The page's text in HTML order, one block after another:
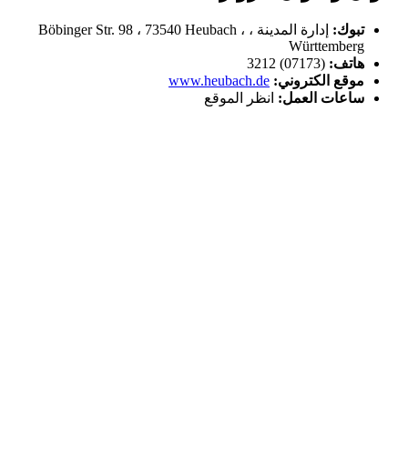
تبوك:
إدارة المدينة ، Böbinger Str. 98 ، 73540 Heubach ،
Württemberg
هاتف: (07173) 3212
موقع الكتروني: www.heubach.de
ساعات العمل: انظر الموقع